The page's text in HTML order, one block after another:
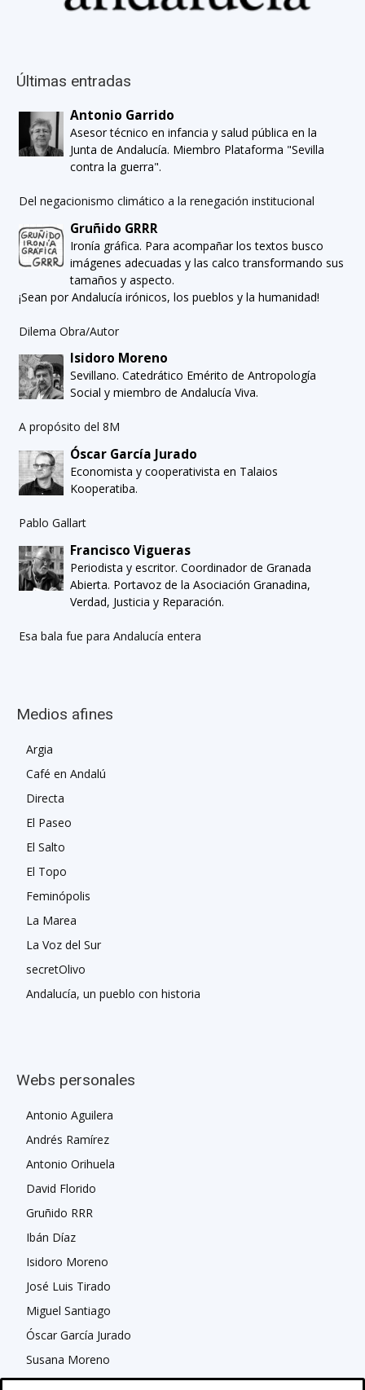
Últimas entradas
Antonio Garrido
Asesor técnico en infancia y salud pública en la
Junta de Andalucía. Miembro Plataforma "Sevilla
contra la guerra".
Del negacionismo climático a la renegación institucional
Gruñido GRRR
Ironía gráfica. Para acompañar los textos busco
imágenes adecuadas y las calco transformando sus
tamaños y aspecto.
¡Sean por Andalucía irónicos, los pueblos y la humanidad!
Dilema Obra/Autor
Isidoro Moreno
Sevillano. Catedrático Emérito de Antropología
Social y miembro de Andalucía Viva.
A propósito del 8M
Óscar García Jurado
Economista y cooperativista en Talaios
Kooperatiba.
Pablo Gallart
Francisco Vigueras
Periodista y escritor. Coordinador de Granada
Abierta. Portavoz de la Asociación Granadina,
Verdad, Justicia y Reparación.
Esa bala fue para Andalucía entera
Medios afines
Argia
Café en Andalú
Directa
El Paseo
El Salto
El Topo
Feminópolis
La Marea
La Voz del Sur
secretOlivo
Andalucía, un pueblo con historia
Webs personales
Antonio Aguilera
Andrés Ramírez
Antonio Orihuela
David Florido
Gruñido RRR
Ibán Díaz
Isidoro Moreno
José Luis Tirado
Miguel Santiago
Óscar García Jurado
Susana Moreno